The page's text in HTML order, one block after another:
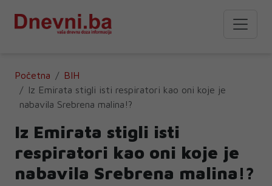
Početna
BIH
Iz Emirata stigli isti respiratori kao oni koje je
nabavila Srebrena malina!?
Iz Emirata stigli isti
respiratori kao oni koje je
nabavila Srebrena malina!?